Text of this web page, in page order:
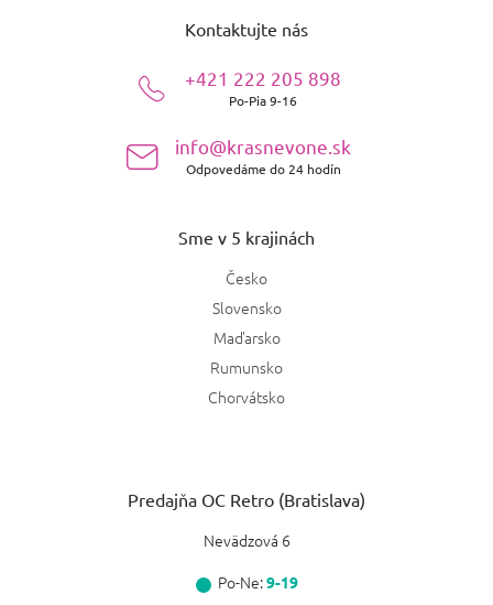
Kontaktujte nás
+421 222 205 898
Po-Pia 9-16
info@krasnevone.sk
Odpovedáme do 24 hodín
Sme v 5 krajinách
Česko
Slovensko
Maďarsko
Rumunsko
Chorvátsko
Predajňa OC Retro (Bratislava)
Nevädzová 6
Po-Ne:9-19